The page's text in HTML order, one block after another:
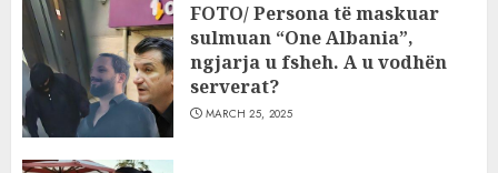
FOTO/ Persona të maskuar
sulmuan “One Albania”,
ngjarja u fsheh. A u vodhën
serverat?
MARCH 25, 2025